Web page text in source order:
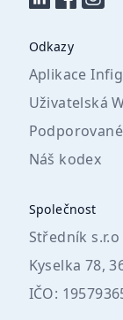
Odkazy
Aplikace
Uživatelská
Náš kodex
Společnost
Středník s.r.o
Kyselka 78,
IČO: